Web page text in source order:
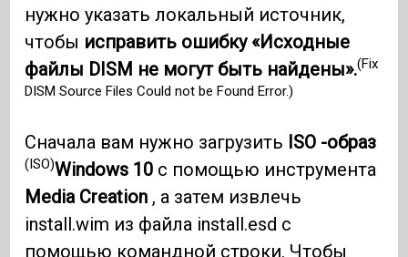
нужно указать локальный источник,
чтобы исправить ошибку «Исходные
файлы DISM не могут быть найдены».(Fix
DISM Source Files Could not be Found Error.)
Сначала вам нужно загрузить ISO -образ
(ISO)Windows 10 с помощью инструмента
Media Creation , а затем извлечь
install.wim из файла install.esd с
помощью командной строки. Чтобы